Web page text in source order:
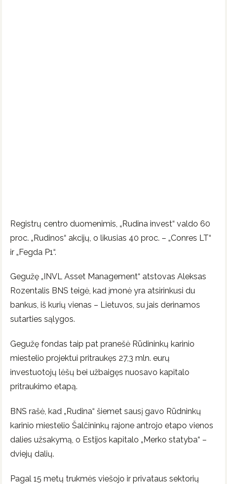
Registrų centro duomenimis, „Rudina invest“ valdo 60
proc. „Rudinos“ akcijų, o likusias 40 proc. – „Conres LT“
ir „Fegda P1“.
Gegužę „INVL Asset Management“ atstovas Aleksas
Rozentalis BNS teigė, kad įmonė yra atsirinkusi du
bankus, iš kurių vienas – Lietuvos, su jais derinamos
sutarties sąlygos.
Gegužę fondas taip pat pranešė Rūdininkų karinio
miestelio projektui pritraukęs 27,3 mln. eurų
investuotojų lėšų bei užbaigęs nuosavo kapitalo
pritraukimo etapą.
BNS rašė, kad „Rudina“ šiemet sausį gavo Rūdninkų
karinio miestelio Šalčininkų rajone antrojo etapo vienos
dalies užsakymą, o Estijos kapitalo „Merko statyba“ –
dviejų dalių.
Pagal 15 metų trukmės viešojo ir privataus sektorių